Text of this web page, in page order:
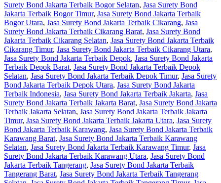
Surety Bond Jakarta Terbaik Bogor Selatan, Jasa Surety Bond
Jakarta Terbaik Bogor Timur, Jasa Surety Bond Jakarta Terbaik
Bogor Utara, Jasa Surety Bond Jakarta Terbaik Cikarang, Jasa
Surety Bond Jakarta Terbaik Cikarang Barat, Jasa Surety Bond
Jakarta Terbaik Cikarang Selatan, Jasa Surety Bond Jakarta Terbaik
Cikarang Timur, Jasa Surety Bond Jakarta Terbaik Cikarang Utara,
Jasa Surety Bond Jakarta Terbaik Depok, Jasa Surety Bond Jakarta
Terbaik Depok Barat, Jasa Surety Bond Jakarta Terbaik Depok
Selatan, Jasa Surety Bond Jakarta Terbaik Depok Timur, Jasa Surety
Bond Jakarta Terbaik Depok Utara, Jasa Surety Bond Jakarta
Terbaik Indonesia, Jasa Surety Bond Jakarta Terbaik Jakarta, Jasa
Surety Bond Jakarta Terbaik Jakarta Barat, Jasa Surety Bond Jakarta
Terbaik Jakarta Selatan, Jasa Surety Bond Jakarta Terbaik Jakarta
Timur, Jasa Surety Bond Jakarta Terbaik Jakarta Utara, Jasa Surety
Bond Jakarta Terbaik Karawang, Jasa Surety Bond Jakarta Terbaik
Karawang Barat, Jasa Surety Bond Jakarta Terbaik Karawang
Selatan, Jasa Surety Bond Jakarta Terbaik Karawang Timur, Jasa
Surety Bond Jakarta Terbaik Karawang Utara, Jasa Surety Bond
Jakarta Terbaik Tangerang, Jasa Surety Bond Jakarta Terbaik
Tangerang Barat, Jasa Surety Bond Jakarta Terbaik Tangerang